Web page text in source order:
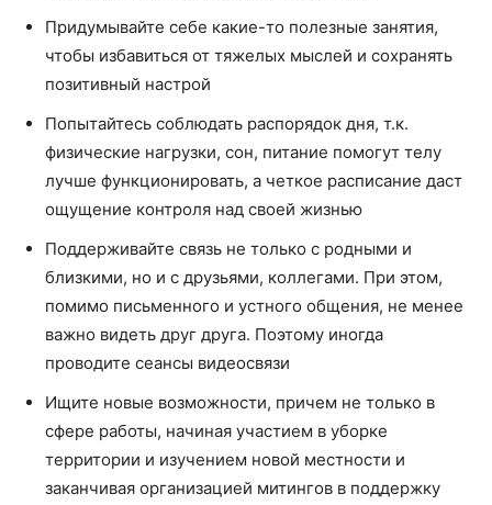
Придумывайте себе какие-то полезные занятия,
чтобы избавиться от тяжелых мыслей и сохранять
позитивный настрой
Попытайтесь соблюдать распорядок дня, т.к.
физические нагрузки, сон, питание помогут телу
лучше функционировать, а четкое расписание даст
ощущение контроля над своей жизнью
Поддерживайте связь не только с родными и
близкими, но и с друзьями, коллегами. При этом,
помимо письменного и устного общения, не менее
важно видеть друг друга. Поэтому иногда
проводите сеансы видеосвязи
Ищите новые возможности, причем не только в
сфере работы, начиная участием в уборке
территории и изучением новой местности и
заканчивая организацией митингов в поддержку